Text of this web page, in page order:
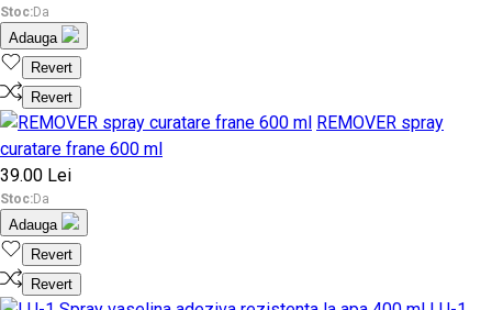
Stoc:Da
Adauga
Revert
Revert
REMOVER spray
curatare frane 600 ml
39.00 Lei
Stoc:Da
Adauga
Revert
Revert